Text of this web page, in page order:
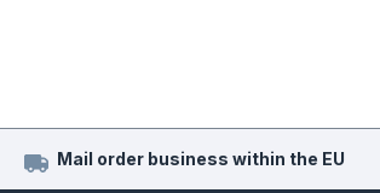
Mail order business within the EU